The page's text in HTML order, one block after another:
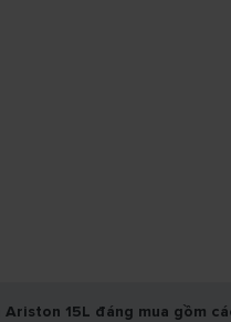
Ariston 15L đáng mua gồm